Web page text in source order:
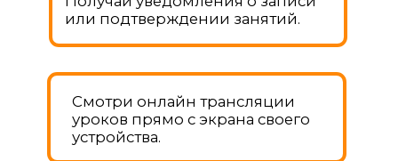
МАРИЯ Сдала на права с 1 раза
Смотреть видео -
отзыв